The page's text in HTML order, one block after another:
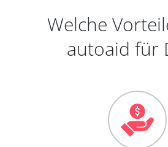
Welche
autoaid für